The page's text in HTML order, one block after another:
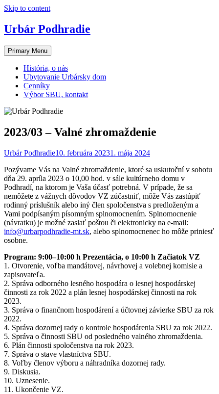
Skip to content
Urbár Podhradie
Primary Menu
História, o nás
Ubytovanie Urbársky dom
Cenníky
Výbor SBU, kontakt
2023/03 – Valné zhromaždenie
Urbár Podhradie10. februára 20231. mája 2024
Pozývame Vás na Valné zhromaždenie, ktoré sa uskutoční v sobotu
dňa 29. apríla 2023 o 10,00 hod. v sále kultúrneho domu v
Podhradí, na ktorom je Vaša účasť potrebná. V prípade, že sa
nemôžete z vážnych dôvodov VZ zúčastniť, môže Vás zastúpiť
rodinný príslušník alebo iný člen spoločenstva s predloženým a
Vami podpísaným písomným splnomocnením. Splnomocnenie
(návratku) je možné zaslať poštou či elektronicky na e-mail:
info@urbarpodhradie-mt.sk, alebo splnomocnenec ho môže priniesť
osobne.
Program: 9:00–10:00 h Prezentácia, o 10:00 h Začiatok VZ
1. Otvorenie, voľba mandátovej, návrhovej a volebnej komisie a
zapisovateľa.
2. Správa odborného lesného hospodára o lesnej hospodárskej
činnosti za rok 2022 a plán lesnej hospodárskej činnosti na rok
2023.
3. Správa o finančnom hospodárení a účtovnej závierke SBU za rok
2022.
4. Správa dozornej rady o kontrole hospodárenia SBU za rok 2022.
5. Správa o činnosti SBU od posledného valného zhromaždenia.
6. Plán činnosti spoločenstva na rok 2023.
7. Správa o stave vlastníctva SBU.
8. Voľby členov výboru a náhradníka dozornej rady.
9. Diskusia.
10. Uznesenie.
11. Ukončenie VZ.